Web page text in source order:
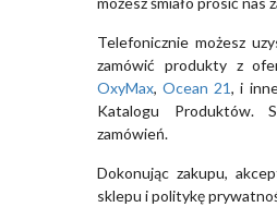
Telefonicznie możesz
zamówić produkty z
OxyMax,Ocean 21, i
Katalogu Produktów.
zamówień.
Dokonując zakupu,
sklepu i politykę